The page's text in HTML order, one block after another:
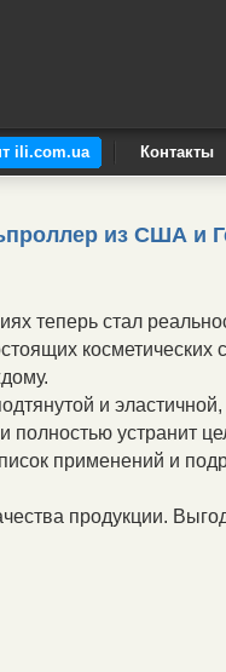
ili.com.ua Контакты
из США и
теперь стал
косметических
и эластичной,
устранит
применений и
продукции.